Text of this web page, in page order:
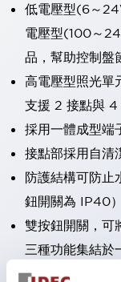
低電壓型(6～
電壓型(100～
品，幫助控制盤
高電壓型照光單
支援 2 接點與 4
採用一體成型端
接點部採用自清
防護結構可防止
鈕開關為 IP40）
雙按鈕開關，可
三種功能集結於
完整支援全球各